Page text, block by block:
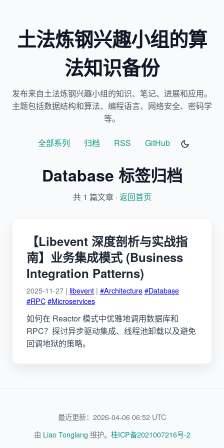
土法炼钢兴趣小组的算
法知识备份
发布来自土法炼钢兴趣小组的知识、笔记、进展和应用。
主题包括数据结构和算法、编程语言、网络安全、密码学
等。
全部系列 归档 RSS GitHub
Database 标签归档
共 1 篇文章 · 返回首页
【Libevent 深度剖析与实战指
南】业务集成模式 (Business
Integration Patterns)
2025-11-27 | libevent | #Architecture#Database
#RPC#Microservices
如何在 Reactor 模式中优雅地调用数据库和
RPC？探讨异步驱动集成、线程池卸载以及避免
回调地狱的策略。
最近更新：2026-04-06 06:52 UTC
由 Liao Tonglang 维护。 桂ICP备2021007216号-2